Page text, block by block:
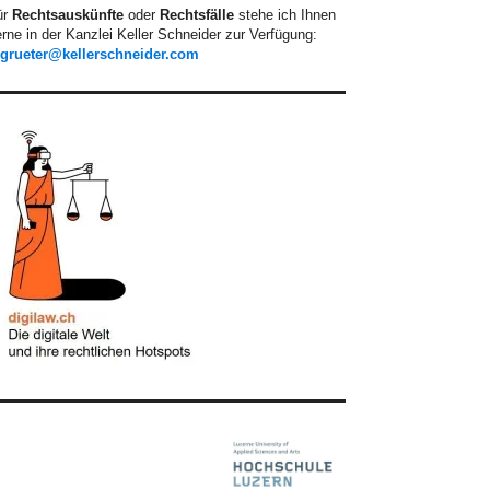
Rechtsauskünfte oder Rechtsfälle stehe ich Ihnen
in der Kanzlei Keller Schneider zur Verfügung: